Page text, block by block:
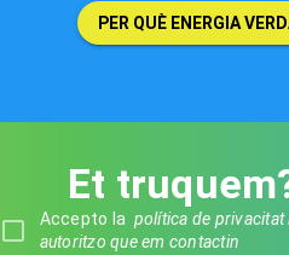
PER QUÈ ENERGIA
Et
Accepto la política de privacitat
autoritzo que em contactin